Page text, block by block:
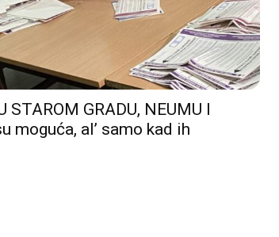
STAROM GRADU, NEUMU I
moguća, al’ samo kad ih